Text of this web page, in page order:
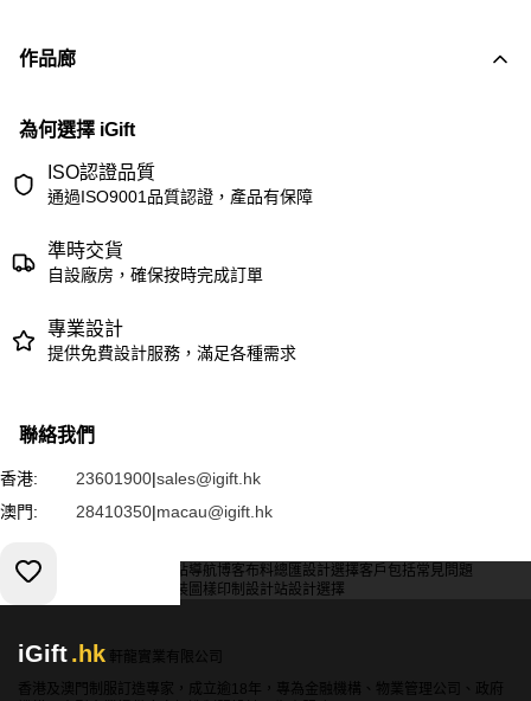
作品廊
為何選擇 iGift
ISO認證品質
通過ISO9001品質認證，產品有保障
準時交貨
自設廠房，確保按時完成訂單
專業設計
提供免費設計服務，滿足各種需求
聯絡我們
香港: 23601900|sales@igift.hk
澳門:
28410350|macau@igift.hk
服務條款 網站導航博客布料總匯設計選擇客戶包括常見問題
輔料包裝 圖樣印制 設計站設計選擇
iGift.hk
軒龍實業有限公司
香港及澳門制服訂造專家，成立逾18年，專為金融機構、物業管理公司、政府